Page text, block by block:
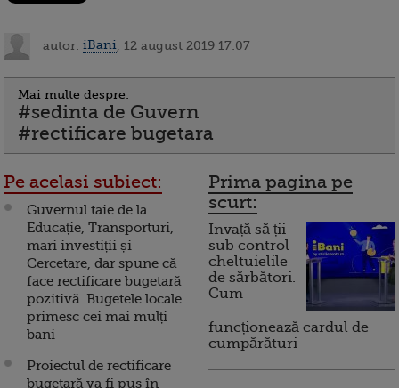
autor: iBani , 12 august 2019 17:07
Mai multe despre:
#sedinta de Guvern
#rectificare bugetara
Pe acelasi subiect:
Guvernul taie de la
Educație, Transporturi,
mari investiții și
Cercetare, dar spune că
face rectificare bugetară
pozitivă. Bugetele locale
primesc cei mai mulți
bani
Proiectul de rectificare
bugetară va fi pus în
Prima pagina pe
scurt:
Invață să ții
sub control
cheltuielile
de sărbători.
Cum
funcționează cardul de
cumpărături